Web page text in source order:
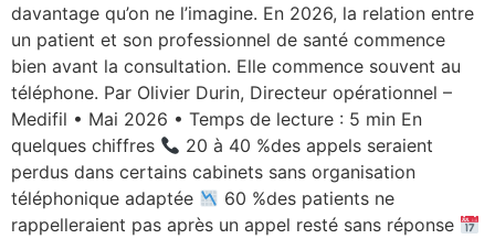
davantage qu’on ne l’imagine. En 2026, la relation entre
un patient et son professionnel de santé commence
bien avant la consultation. Elle commence souvent au
téléphone. Par Olivier Durin, Directeur opérationnel –
Medifil • Mai 2026 • Temps de lecture : 5 min En
quelques chiffres
20 à 40 %des appels seraient
perdus dans certains cabinets sans organisation
téléphonique adaptée
60 %des patients ne
rappelleraient pas après un appel resté sans réponse